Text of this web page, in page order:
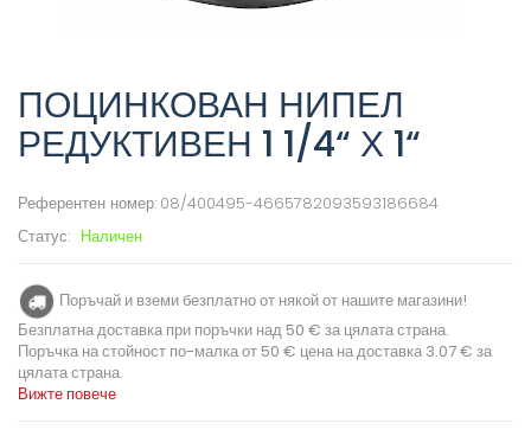
ПОЦИНКОВАН НИПЕЛ
РЕДУКТИВЕН 1 1/4“ Х 1“
Референтен номер: 08/400495-4665782093593186684
Статус: Наличен
Поръчай и вземи безплатно от някой от нашите магазини!
Безплатна доставка при поръчки над 50 € за цялата страна.
Поръчка на стойност по-малка от 50 € цена на доставка 3.07 € за
цялата страна.
Вижте повече